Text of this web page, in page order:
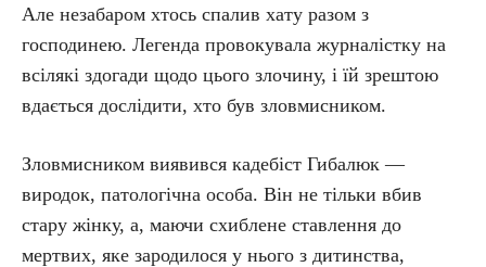
Але незабаром хтось спалив хату разом з
господинею. Легенда провокувала журналістку на
всілякі здогади щодо цього злочину, і їй зрештою
вдається дослідити, хто був зловмисником.
Зловмисником виявився кадебіст Гибалюк —
виродок, патологічна особа. Він не тільки вбив
стару жінку, а, маючи схиблене ставлення до
мертвих, яке зародилося у нього з дитинства,